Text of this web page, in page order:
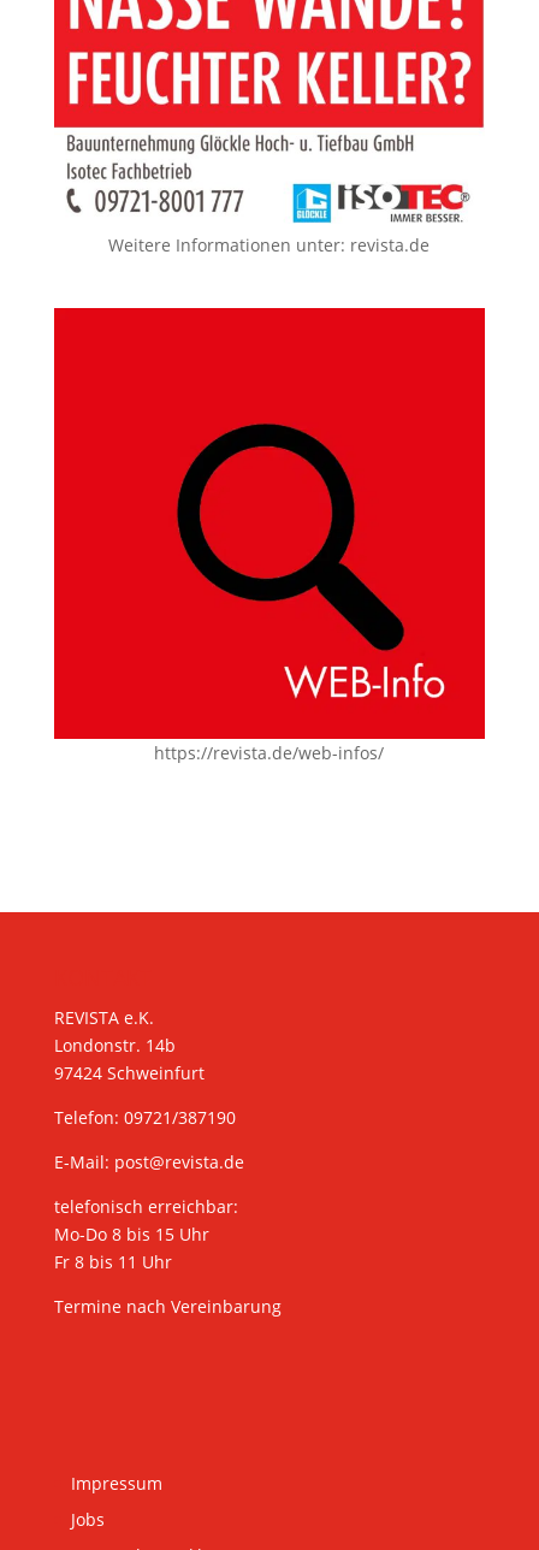
Weitere Informationen unter: revista.de
https://revista.de/web-infos/
REVISTA e.K.
Londonstr. 14b
97424 Schweinfurt
Telefon: 09721/387190
E-Mail: post@revista.de
telefonisch erreichbar:
Mo-Do 8 bis 15 Uhr
Fr 8 bis 11 Uhr
Termine nach Vereinbarung
Impressum
Jobs